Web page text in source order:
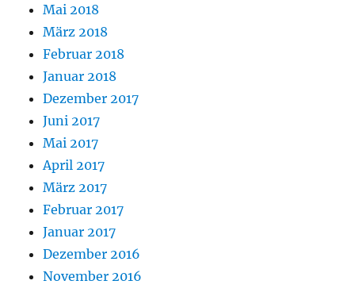
Mai 2018
März 2018
Februar 2018
Januar 2018
Dezember 2017
Juni 2017
Mai 2017
April 2017
März 2017
Februar 2017
Januar 2017
Dezember 2016
November 2016